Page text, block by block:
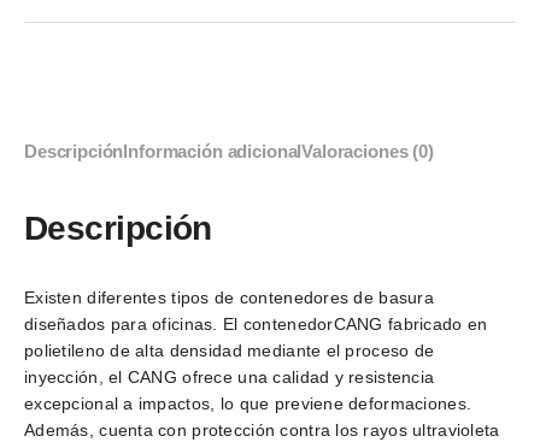
DescripciónInformación adicionalValoraciones (0)
Descripción
Existen diferentes tipos de contenedores de basura
diseñados para oficinas. El contenedorCANG fabricado en
polietileno de alta densidad mediante el proceso de
inyección, el CANG ofrece una calidad y resistencia
excepcional a impactos, lo que previene deformaciones.
Además, cuenta con protección contra los rayos ultravioleta